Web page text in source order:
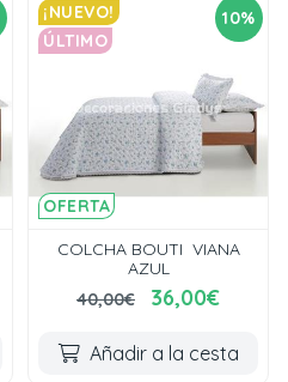
10%
OFERTA
¡NUEVO!
ÚLTIMO
COLCHA BOUTI VIANA
AZUL
40,00€
36,00€
Añadir a la cesta